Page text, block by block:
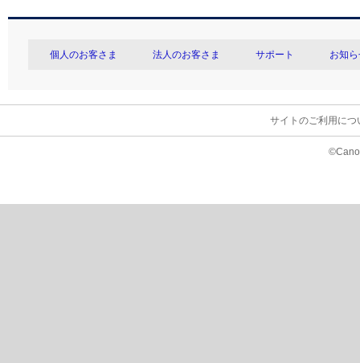
個人のお客さま 法人のお客さま サポート お知
サイトのご利用につ